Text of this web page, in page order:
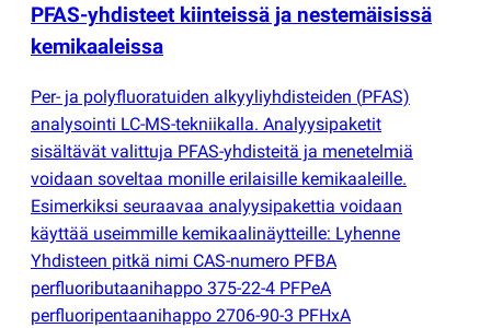
PFAS-yhdisteet kiinteissä ja nestemäisissä
kemikaaleissa
Per- ja polyfluoratuiden alkyyliyhdisteiden (PFAS)
analysointi LC-MS-tekniikalla. Analyysipaketit
sisältävät valittuja PFAS-yhdisteitä ja menetelmiä
voidaan soveltaa monille erilaisille kemikaaleille.
Esimerkiksi seuraavaa analyysipakettia voidaan
käyttää useimmille kemikaalinäytteille: Lyhenne
Yhdisteen pitkä nimi CAS-numero PFBA
perfluoributaanihappo 375-22-4 PFPeA
perfluoripentaanihappo 2706-90-3 PFHxA